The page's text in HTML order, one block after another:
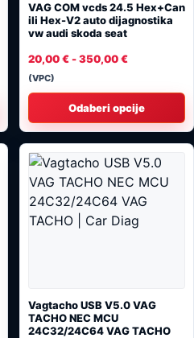
VAG COM vcds 24.5 Hex+Can
ili Hex-V2 auto dijagnostika
vw audi skoda seat
20,00€-350,00€
(VPC)
Odaberi opcije
Vagtacho USB V5.0 VAG
TACHO NEC MCU
24C32/24C64 VAG TACHO